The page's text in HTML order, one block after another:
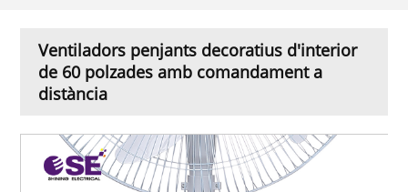
Ventiladors penjants decoratius d'interior
de 60 polzades amb comandament a
distància